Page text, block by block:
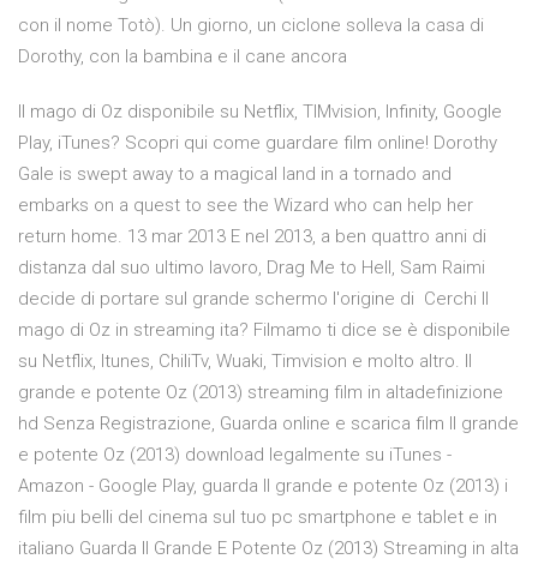
con il nome Totò). Un giorno, un ciclone solleva la casa di
Dorothy, con la bambina e il cane ancora
Il mago di Oz disponibile su Netflix, TIMvision, Infinity, Google
Play, iTunes? Scopri qui come guardare film online! Dorothy
Gale is swept away to a magical land in a tornado and
embarks on a quest to see the Wizard who can help her
return home. 13 mar 2013 E nel 2013, a ben quattro anni di
distanza dal suo ultimo lavoro, Drag Me to Hell, Sam Raimi
decide di portare sul grande schermo l'origine di Cerchi Il
mago di Oz in streaming ita? Filmamo ti dice se è disponibile
su Netflix, Itunes, ChiliTv, Wuaki, Timvision e molto altro. Il
grande e potente Oz (2013) streaming film in altadefinizione
hd Senza Registrazione, Guarda online e scarica film Il grande
e potente Oz (2013) download legalmente su iTunes -
Amazon - Google Play, guarda Il grande e potente Oz (2013) i
film piu belli del cinema sul tuo pc smartphone e tablet e in
italiano Guarda Il Grande E Potente Oz (2013) Streaming in alta